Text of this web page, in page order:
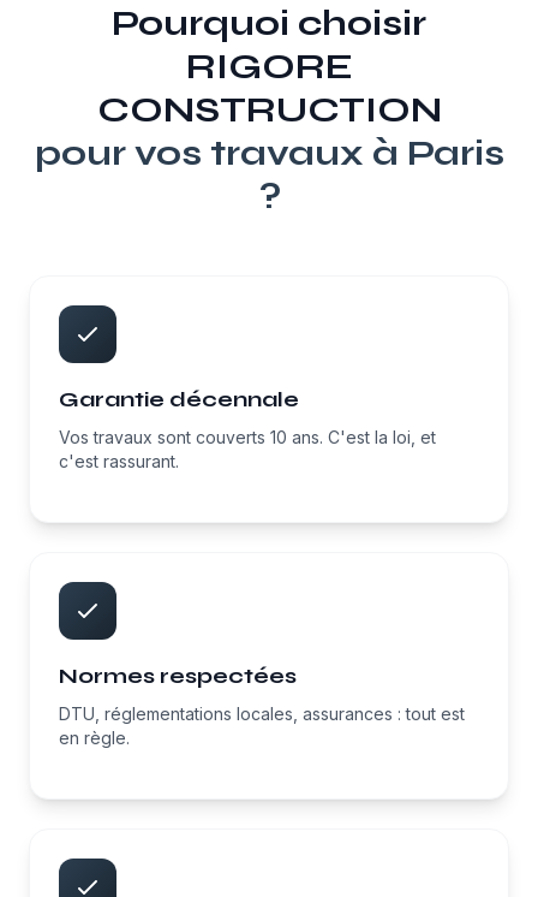
Pourquoi choisir
RIGORE
CONSTRUCTION
pour vos travaux à Paris
?
Garantie décennale
Vos travaux sont couverts 10 ans. C'est la loi, et
c'est rassurant.
Normes respectées
DTU, réglementations locales, assurances : tout est
en règle.